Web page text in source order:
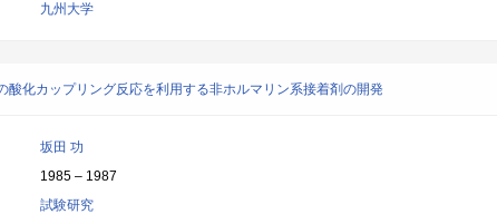
九州大学
酸化カップリング反応を利用する非ホルマリン系接着剤の開発
坂田 功
1985 – 1987
試験研究